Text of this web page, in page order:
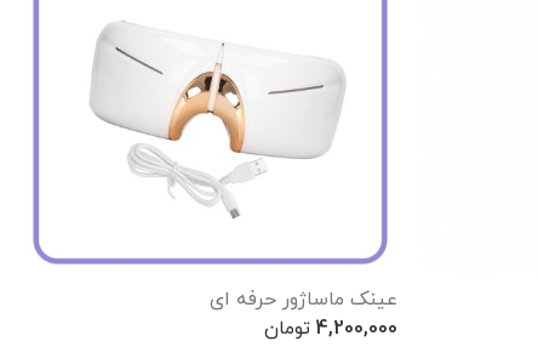
عینک ماساژور حرفه ای
4,200,000 تومان